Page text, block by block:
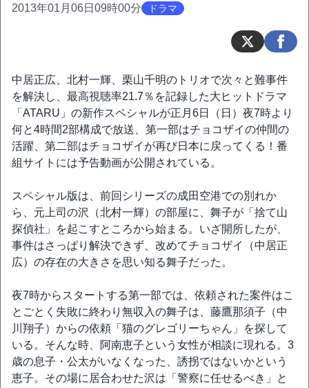
2013年01月06日09時00分 ドラマ
中居正広、北村一輝、栗山千明のトリオで次々と難事件
を解決し、最高視聴率21.7％を記録した大ヒットドラマ
「ATARU」の新作スペシャルが正月6日（日）夜7時より
何と4時間2部構成で放送、第一部はチョコザイの仲間の
活躍、第二部はチョコザイが再び日本に戻ってくる！番
組サイトには予告動画が公開されている。
スペシャル版は、前回シリーズの成田空港での別れか
ら、元上司の沢（北村一輝）の部屋に、舞子が「捨て山
探偵社」を起こすところから始まる。いざ開所したが、
事件はさっぱり解決できず、改めてチョコザイ（中居正
広）の存在の大きさを思い知る舞子だった。
夜7時からスタートする第一部では、依頼された案件はこ
とごとく失敗に終わり無収入の舞子は、藤鷹那須子（中
川翔子）からの依頼「猫のグレゴリーちゃん」を探して
いる。そんな時、阿南恵子という女性が相談に現れる。3
歳の息子・公太がいなくなった、誘拐ではないかという
恵子。その場に居合わせた沢は「警察に任せるべき」と